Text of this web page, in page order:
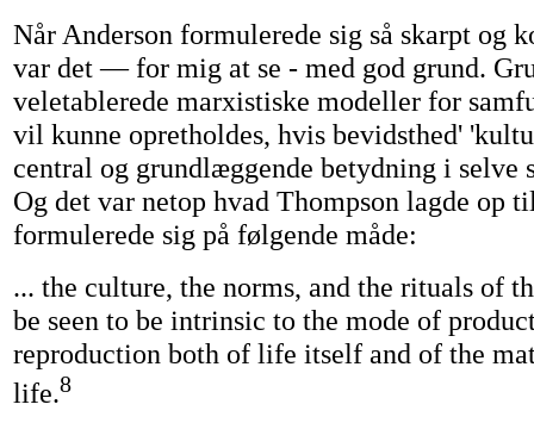
Når Anderson formulerede sig så skarpt og
var det — for mig at se - med god grund.
veletablerede marxistiske modeller for
vil kunne opretholdes, hvis bevidsthed'
central og grundlæggende betydning i selve
Og det var netop hvad Thompson lagde op
formulerede sig på følgende måde:
... the culture, the norms, and the rituals of
be seen to be intrinsic to the mode of
reproduction both of life itself and of the
life.8